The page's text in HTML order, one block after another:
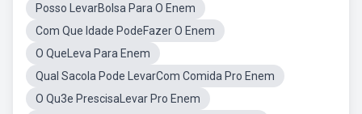
Posso LevarBolsa Para O Enem
Com Que Idade PodeFazer O Enem
O QueLeva Para Enem
Qual Sacola Pode LevarCom Comida Pro Enem
O Qu3e PrescisaLevar Pro Enem